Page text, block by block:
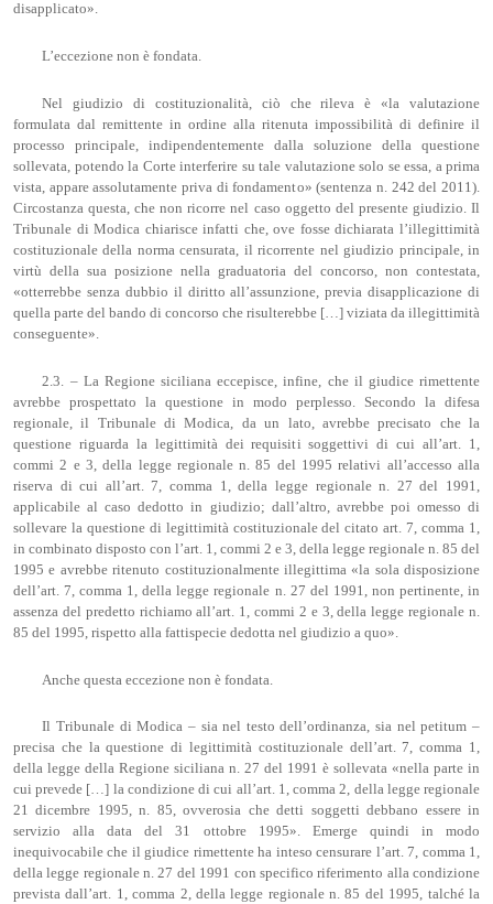
disapplicato».
L’eccezione non è fondata.
Nel giudizio di costituzionalità, ciò che rileva è «la valutazione
formulata dal remittente in ordine alla ritenuta impossibilità di definire il
processo principale, indipendentemente dalla soluzione della questione
sollevata, potendo la Corte interferire su tale valutazione solo se essa, a prima
vista, appare assolutamente priva di fondamento» (sentenza n. 242 del 2011).
Circostanza questa, che non ricorre nel caso oggetto del presente giudizio. Il
Tribunale di Modica chiarisce infatti che, ove fosse dichiarata l’illegittimità
costituzionale della norma censurata, il ricorrente nel giudizio principale, in
virtù della sua posizione nella graduatoria del concorso, non contestata,
«otterrebbe senza dubbio il diritto all’assunzione, previa disapplicazione di
quella parte del bando di concorso che risulterebbe […] viziata da illegittimità
conseguente».
2.3. – La Regione siciliana eccepisce, infine, che il giudice rimettente
avrebbe prospettato la questione in modo perplesso. Secondo la difesa
regionale, il Tribunale di Modica, da un lato, avrebbe precisato che la
questione riguarda la legittimità dei requisiti soggettivi di cui all’art. 1,
commi 2 e 3, della legge regionale n. 85 del 1995 relativi all’accesso alla
riserva di cui all’art. 7, comma 1, della legge regionale n. 27 del 1991,
applicabile al caso dedotto in giudizio; dall’altro, avrebbe poi omesso di
sollevare la questione di legittimità costituzionale del citato art. 7, comma 1,
in combinato disposto con l’art. 1, commi 2 e 3, della legge regionale n. 85 del
1995 e avrebbe ritenuto costituzionalmente illegittima «la sola disposizione
dell’art. 7, comma 1, della legge regionale n. 27 del 1991, non pertinente, in
assenza del predetto richiamo all’art. 1, commi 2 e 3, della legge regionale n.
85 del 1995, rispetto alla fattispecie dedotta nel giudizio a quo».
Anche questa eccezione non è fondata.
Il Tribunale di Modica – sia nel testo dell’ordinanza, sia nel petitum –
precisa che la questione di legittimità costituzionale dell’art. 7, comma 1,
della legge della Regione siciliana n. 27 del 1991 è sollevata «nella parte in
cui prevede […] la condizione di cui all’art. 1, comma 2, della legge regionale
21 dicembre 1995, n. 85, ovverosia che detti soggetti debbano essere in
servizio alla data del 31 ottobre 1995». Emerge quindi in modo
inequivocabile che il giudice rimettente ha inteso censurare l’art. 7, comma 1,
della legge regionale n. 27 del 1991 con specifico riferimento alla condizione
prevista dall’art. 1, comma 2, della legge regionale n. 85 del 1995, talché la